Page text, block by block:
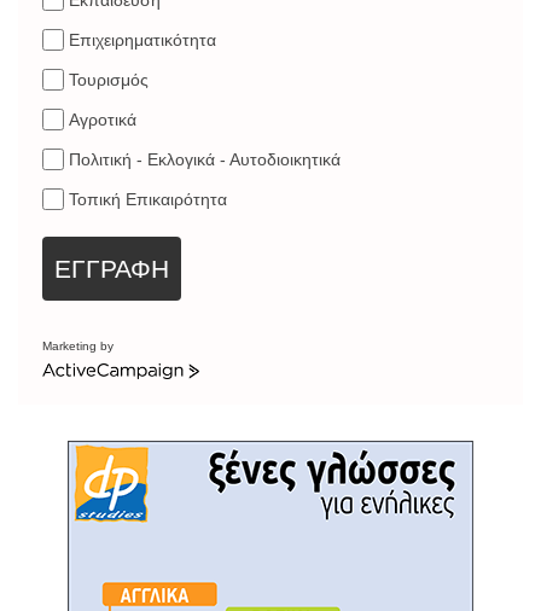
Επιχειρηματικότητα
Τουρισμός
Αγροτικά
Πολιτική - Εκλογικά - Αυτοδιοικητικά
Τοπική Επικαιρότητα
ΕΓΓΡΑΦΗ
Marketing by